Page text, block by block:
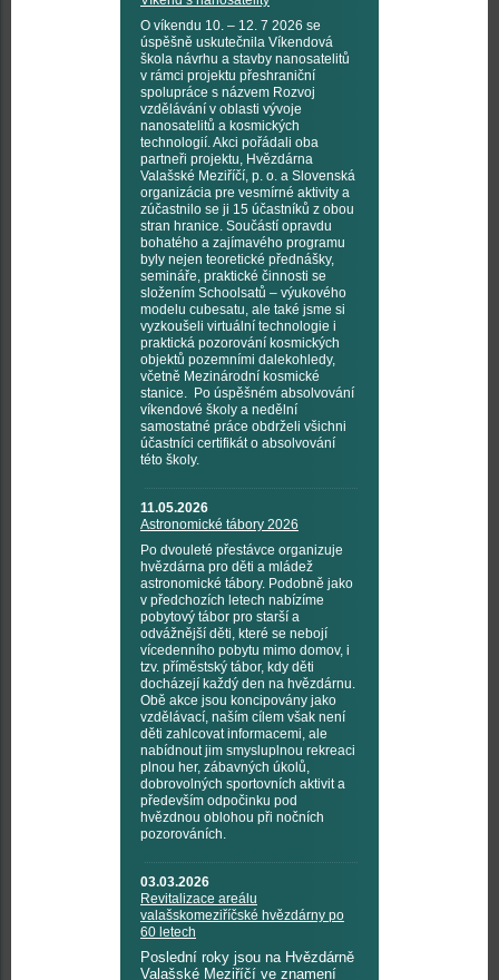
O víkendu 10. – 12. 7 2026 se
úspěšně uskutečnila Víkendová
škola návrhu a stavby nanosatelitů
v rámci projektu přeshraniční
spolupráce s názvem Rozvoj
vzdělávání v oblasti vývoje
nanosatelitů a kosmických
technologií. Akci pořádali oba
partneři projektu, Hvězdárna
Valašské Meziříčí, p. o. a Slovenská
organizácia pre vesmírné aktivity a
zúčastnilo se ji 15 účastníků z obou
stran hranice. Součástí opravdu
bohatého a zajímavého programu
byly nejen teoretické přednášky,
semináře, praktické činnosti se
složením Schoolsatů – výukového
modelu cubesatu, ale také jsme si
vyzkoušeli virtuální technologie i
praktická pozorování kosmických
objektů pozemními dalekohledy,
včetně Mezinárodní kosmické
stanice. Po úspěšném absolvování
víkendové školy a nedělní
samostatné práce obdrželi všichni
účastníci certifikát o absolvování
této školy.
11.05.2026
Astronomické tábory 2026
Po dvouleté přestávce organizuje
hvězdárna pro děti a mládež
astronomické tábory. Podobně jako
v předchozích letech nabízíme
pobytový tábor pro starší a
odvážnější děti, které se nebojí
vícedenního pobytu mimo domov, i
tzv. příměstský tábor, kdy děti
docházejí každý den na hvězdárnu.
Obě akce jsou koncipovány jako
vzdělávací, naším cílem však není
děti zahlcovat informacemi, ale
nabídnout jim smysluplnou rekreaci
plnou her, zábavných úkolů,
dobrovolných sportovních aktivit a
především odpočinku pod
hvězdnou oblohou při nočních
pozorováních.
03.03.2026
Revitalizace areálu
valašskomeziříčské hvězdárny po
60 letech
Poslední roky jsou na Hvězdárně
Valašské Meziříčí ve znamení